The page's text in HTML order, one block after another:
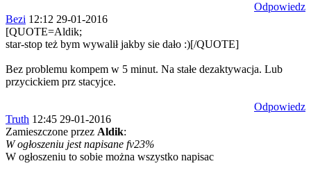
Odpowiedz
Bezi 12:12 29-01-2016
[QUOTE=Aldik;
star-stop też bym wywalił jakby sie dało :)[/QUOTE]
Bez problemu kompem w 5 minut. Na stałe dezaktywacja. Lub
przycickiem prz stacyjce.
Odpowiedz
Truth 12:45 29-01-2016
Zamieszczone przez Aldik:
W ogłoszeniu jest napisane fv23%
W ogłoszeniu to sobie można wszystko napisac